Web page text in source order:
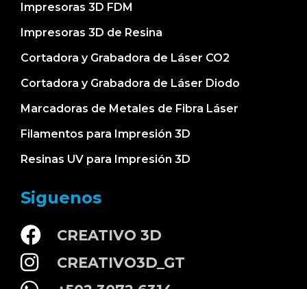
Impresoras 3D FDM
Impresoras 3D de Resina
Cortadora y Grabadora de Láser CO2
Cortadora y Grabadora de Láser Diodo
Marcadoras de Metales de Fibra Láser
Filamentos para Impresión 3D
Resinas UV para Impresión 3D
Siguenos
CREATIVO 3D
CREATIVO3D_GT